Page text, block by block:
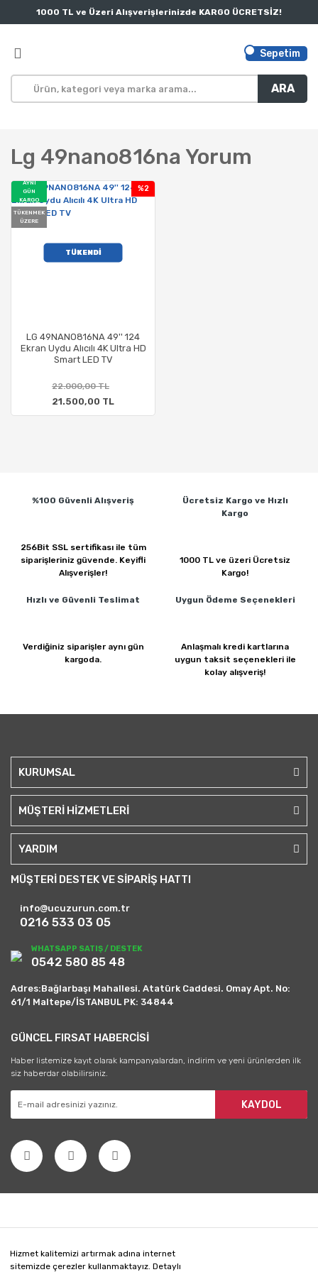
Hizmet kalitemizi artırmak adına internet
sitemizde çerezler kullanmaktayız. Detaylı
1000 TL ve Üzeri Alışverişlerinizde KARGO ÜCRETSİZ!
ARA
Sepetim
Lg 49nano816na Yorum
AYNI
GÜN
KARGO
TÜKENMEK
ÜZERE
TÜKENDİ
LG 49NANO816NA 49'' 124
Ekran Uydu Alıcılı 4K Ultra HD
Smart LED TV
%2
22.000,00 TL
21.500,00 TL
%100 Güvenli Alışveriş
256Bit SSL sertifikası ile tüm
siparişleriniz güvende. Keyifli
Alışverişler!
Ücretsiz Kargo ve Hızlı
Kargo
1000 TL ve üzeri Ücretsiz
Kargo!
Hızlı ve Güvenli Teslimat
Verdiğiniz siparişler aynı gün
kargoda.
Uygun Ödeme Seçenekleri
Anlaşmalı kredi kartlarına
uygun taksit seçenekleri ile
kolay alışveriş!
KURUMSAL
MÜŞTERİ HİZMETLERİ
YARDIM
MÜŞTERİ DESTEK VE SİPARİŞ HATTI
info@ucuzurun.com.tr
0216 533 03 05
WHATSAPP SATIŞ / DESTEK
0542 580 85 48
Adres:Bağlarbaşı Mahallesi. Atatürk Caddesi. Omay Apt. No:
61/1 Maltepe/İSTANBUL PK: 34844
GÜNCEL FIRSAT HABERCİSİ
Haber listemize kayıt olarak kampanyalardan, indirim ve yeni ürünlerden ilk
siz haberdar olabilirsiniz.
KAYDOL